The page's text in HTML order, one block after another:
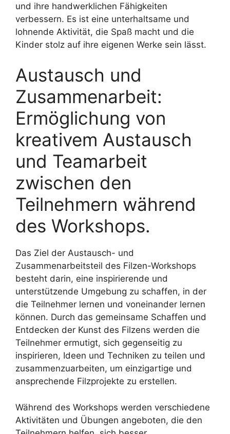
und ihre handwerklichen Fähigkeiten
verbessern. Es ist eine unterhaltsame und
lohnende Aktivität, die Spaß macht und die
Kinder stolz auf ihre eigenen Werke sein lässt.
Austausch und
Zusammenarbeit:
Ermöglichung von
kreativem Austausch
und Teamarbeit
zwischen den
Teilnehmern während
des Workshops.
Das Ziel der Austausch- und
Zusammenarbeitsteil des Filzen-Workshops
besteht darin, eine inspirierende und
unterstützende Umgebung zu schaffen, in der
die Teilnehmer lernen und voneinander lernen
können. Durch das gemeinsame Schaffen und
Entdecken der Kunst des Filzens werden die
Teilnehmer ermutigt, sich gegenseitig zu
inspirieren, Ideen und Techniken zu teilen und
zusammenzuarbeiten, um einzigartige und
ansprechende Filzprojekte zu erstellen.
Während des Workshops werden verschiedene
Aktivitäten und Übungen angeboten, die den